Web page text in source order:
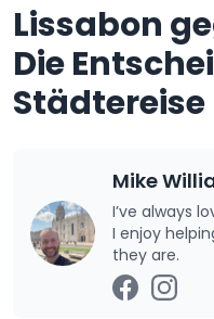
Lissabon
Die
Städtereise
Mike
I’ve always
I enjoy
they are.